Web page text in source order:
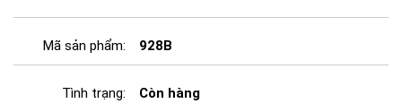
Mã sản phẩm: 928B
Tình trạng: Còn hàng